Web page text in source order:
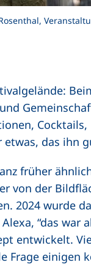
Cocktails,
etwas, das ihn
früher
von der
2024 wurde
“das war
entwickelt.
Frage einigen